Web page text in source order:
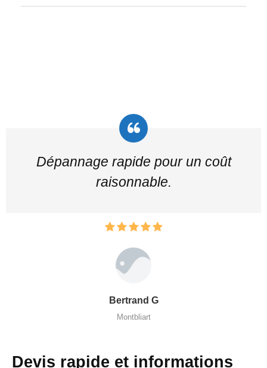
Dépannage rapide pour un coût
raisonnable.
Bertrand G
Montbliart
Devis rapide et informations